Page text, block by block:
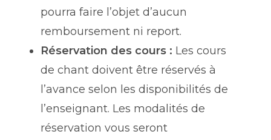
pourra faire l’objet d’aucun
remboursement ni report.
Réservation des cours : Les cours
de chant doivent être réservés à
l’avance selon les disponibilités de
l’enseignant. Les modalités de
réservation vous seront